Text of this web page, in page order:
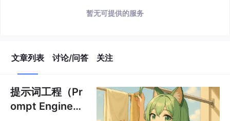
暂无可提供的服务
文章列表 讨论/问答 关注
提示词工程（Pr
ompt Engineeri